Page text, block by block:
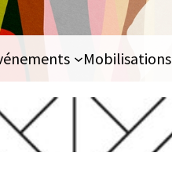
Mobilisations